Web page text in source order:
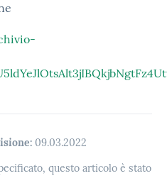
09.03.2022
questo articolo è stato